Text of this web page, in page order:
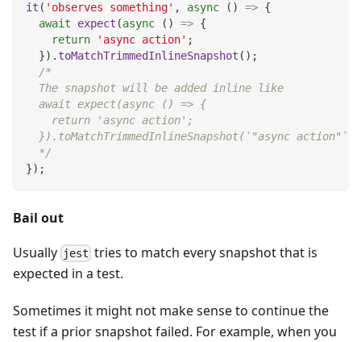
it ( 'observes something' , async ( ) => {
await
expect (async ( ) => {
return
'async action' ;
}) . toMatchTrimmedInlineSnapshot ( ) ;
/*
  The snapshot will be added inline like
  await expect(async () => {
    return 'async action';
  }).toMatchTrimmedInlineSnapshot(`"async action"`);
  */
}) ;
Bail out
Usually jest tries to match every snapshot that is
expected in a test.
Sometimes it might not make sense to continue the
test if a prior snapshot failed. For example, when you